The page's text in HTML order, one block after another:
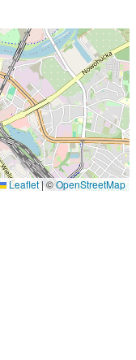
Leaflet|©OpenStreetMap